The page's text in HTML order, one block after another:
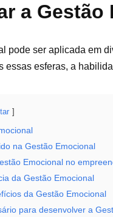
a Gestão
pode ser aplicada em
essas esferas, a
na Gestão Emocional
Emocional no
da Gestão Emocional
da Gestão Emocional
para desenvolver a